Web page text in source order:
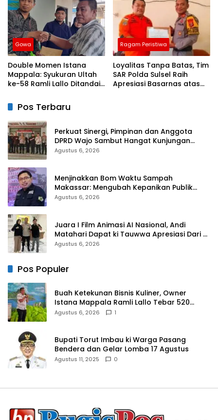
Gowa
Double Momen Istana
Mappala: Syukuran Ultah
ke-58 Ramli Lallo Ditandai
Ibadah
Ragam Peristiwa
Loyalitas Tanpa Batas, Tim
SAR Polda Sulsel Raih
Apresiasi Basarnas atas
Pos Terbaru
Perkuat Sinergi, Pimpinan dan Anggota
DPRD Wajo Sambut Hangat Kunjungan
Silaturahmi Kapolres Wajo yang Baru
Agustus 6, 2026
Menjinakkan Bom Waktu Sampah
Makassar: Mengubah Kepanikan Publik
Menjadi Revolusi Berbasis RT
Agustus 6, 2026
Juara I Film Animasi AI Nasional, Andi
Matahari Dapat ki Tauwwa Apresiasi Dari
Kapolres Bulukumba
Agustus 6, 2026
Pos Populer
Buah Ketekunan Bisnis Kuliner, Owner
Istana Mappala Ramli Lallo Tebar 520
Paket Sembako di Gowa
Agustus 6, 2026 1
Bupati Torut Imbau ki Warga Pasang
Bendera dan Gelar Lomba 17 Agustus
Agustus 11, 2025 0